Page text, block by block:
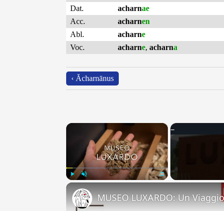
Dat.
acharnae
Acc.
acharnen
Abl.
acharne
Voc.
acharne, acharna
‹ Ăcharnānus
×
MUSEO LUXARDO: Un